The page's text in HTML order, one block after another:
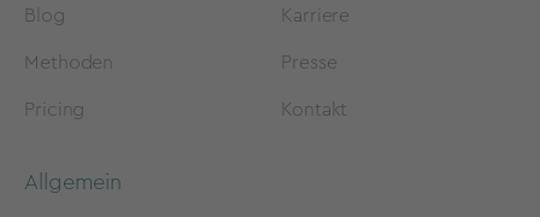
Blog
Methoden
Pricing
Karriere
Presse
Kontakt
Allgemein